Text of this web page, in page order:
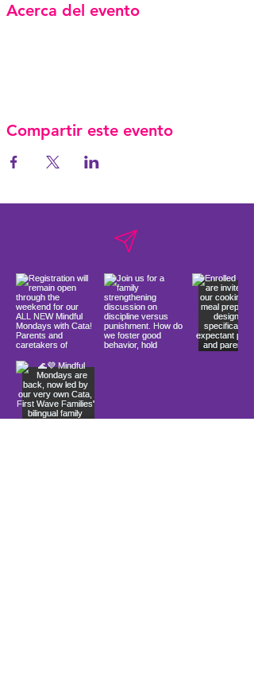
Acerca del evento
Compartir este evento